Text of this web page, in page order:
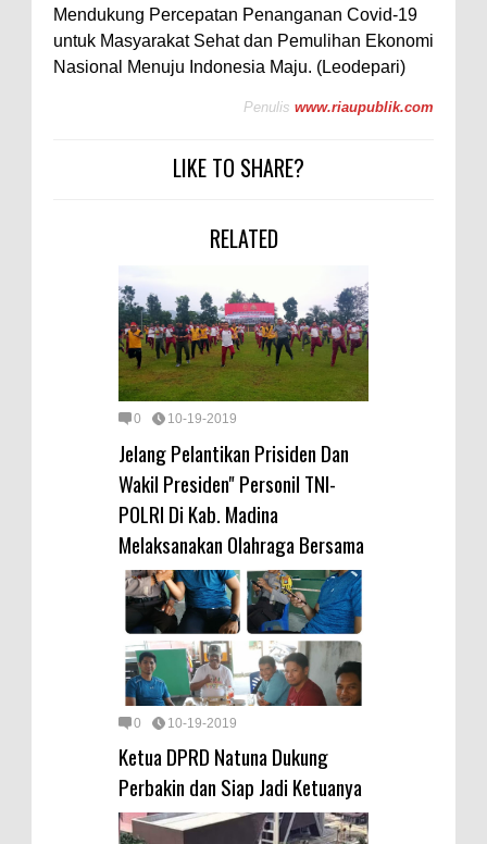
Mendukung Percepatan Penanganan Covid-19
untuk Masyarakat Sehat dan Pemulihan Ekonomi
Nasional Menuju Indonesia Maju. (Leodepari)
Penulis www.riaupublik.com
LIKE TO SHARE?
RELATED
0 10-19-2019
Jelang Pelantikan Prisiden Dan
Wakil Presiden" Personil TNI-
POLRI Di Kab. Madina
Melaksanakan Olahraga Bersama
0 10-19-2019
Ketua DPRD Natuna Dukung
Perbakin dan Siap Jadi Ketuanya